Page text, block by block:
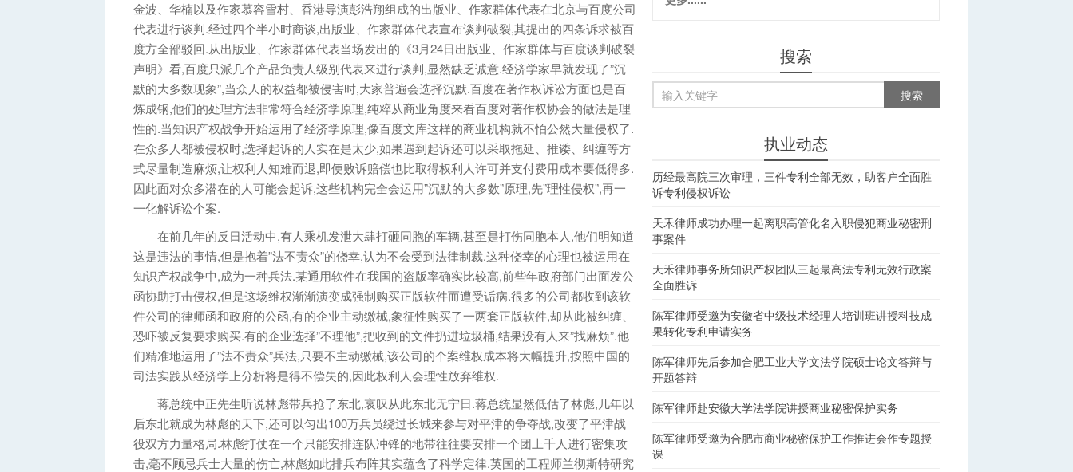
金波、华楠以及作家慕容雪村、香港导演彭浩翔组成的出版业、作家群体代表在北京与百度公司
代表进行谈判.经过四个半小时商谈,出版业、作家群体代表宣布谈判破裂,其提出的四条诉求被百
度方全部驳回.从出版业、作家群体代表当场发出的《3月24日出版业、作家群体与百度谈判破裂
声明》看,百度只派几个产品负责人级别代表来进行谈判,显然缺乏诚意.经济学家早就发现了”沉
默的大多数现象”,当众人的权益都被侵害时,大家普遍会选择沉默.百度在著作权诉讼方面也是百
炼成钢,他们的处理方法非常符合经济学原理,纯粹从商业角度来看百度对著作权协会的做法是理
性的.当知识产权战争开始运用了经济学原理,像百度文库这样的商业机构就不怕公然大量侵权了.
在众多人都被侵权时,选择起诉的人实在是太少,如果遇到起诉还可以采取拖延、推诿、纠缠等方
式尽量制造麻烦,让权利人知难而退,即便败诉赔偿也比取得权利人许可并支付费用成本要低得多.
因此面对众多潜在的人可能会起诉,这些机构完全会运用”沉默的大多数”原理,先”理性侵权”,再一
一化解诉讼个案.
在前几年的反日活动中,有人乘机发泄大肆打砸同胞的车辆,甚至是打伤同胞本人,他们明知道
这是违法的事情,但是抱着”法不责众”的侥幸,认为不会受到法律制裁.这种侥幸的心理也被运用在
知识产权战争中,成为一种兵法.某通用软件在我国的盗版率确实比较高,前些年政府部门出面发公
函协助打击侵权,但是这场维权渐渐演变成强制购买正版软件而遭受诟病.很多的公司都收到该软
件公司的律师函和政府的公函,有的企业主动缴械,象征性购买了一两套正版软件,却从此被纠缠、
恐吓被反复要求购买.有的企业选择”不理他”,把收到的文件扔进垃圾桶,结果没有人来”找麻烦”.他
们精准地运用了”法不责众”兵法,只要不主动缴械,该公司的个案维权成本将大幅提升,按照中国的
司法实践从经济学上分析将是得不偿失的,因此权利人会理性放弃维权.
蒋总统中正先生听说林彪带兵抢了东北,哀叹从此东北无宁日.蒋总统显然低估了林彪,几年以
后东北就成为林彪的天下,还可以匀出100万兵员绕过长城来参与对平津的争夺战,改变了平津战
役双方力量格局.林彪打仗在一个只能安排连队冲锋的地带往往要安排一个团上千人进行密集攻
击,毫不顾忌兵士大量的伤亡,林彪如此排兵布阵其实蕴含了科学定律.英国的工程师兰彻斯特研究
搜索
执业动态
历经最高院三次审理，三件专利全部无效，助客户全面胜
诉专利侵权诉讼
天禾律师成功办理一起离职高管化名入职侵犯商业秘密刑
事案件
天禾律师事务所知识产权团队三起最高法专利无效行政案
全面胜诉
陈军律师受邀为安徽省中级技术经理人培训班讲授科技成
果转化专利申请实务
陈军律师先后参加合肥工业大学文法学院硕士论文答辩与
开题答辩
陈军律师赴安徽大学法学院讲授商业秘密保护实务
陈军律师受邀为合肥市商业秘密保护工作推进会作专题授
课